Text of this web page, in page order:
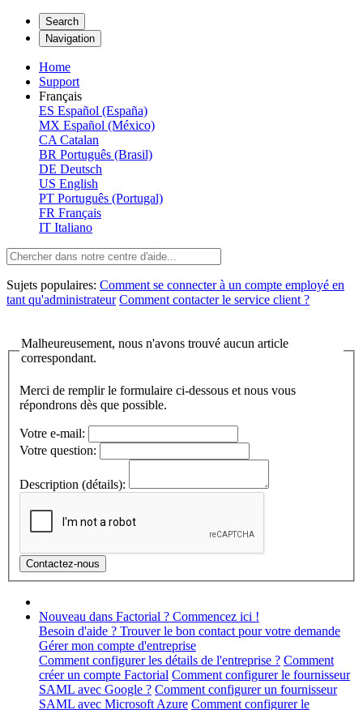
Search
Navigation
Home
Support
Français
ES Español (España)
MX Español (México)
CA Catalan
BR Português (Brasil)
DE Deutsch
US English
PT Português (Portugal)
FR Français
IT Italiano
Sujets populaires: Comment se connecter à un compte employé en
tant qu'administrateur Comment contacter le service client ?
Malheureusement, nous n'avons trouvé aucun article
correspondant.
Merci de remplir le formulaire ci-dessous et nous vous
répondrons dès que possible.
Votre e-mail:
Votre question:
Description (détails):
Nouveau dans Factorial ? Commencez ici !
Besoin d'aide ? Trouver le bon contact pour votre demande
Gérer mon compte d'entreprise
Comment configurer les détails de l'entreprise ? Comment
créer un compte Factorial Comment configurer le fournisseur
SAML avec Google ? Comment configurer un fournisseur
SAML avec Microsoft Azure Comment configurer le